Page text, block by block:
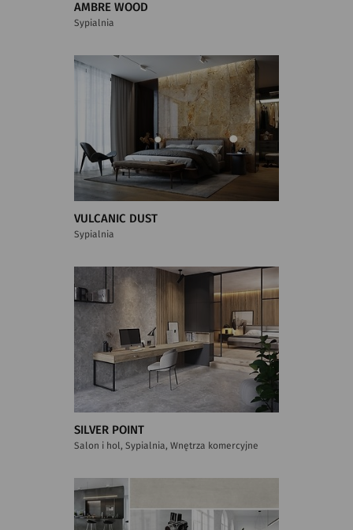
AMBRE WOOD
Sypialnia
VULCANIC DUST
Sypialnia
SILVER POINT
Salon i hol, Sypialnia, Wnętrza komercyjne